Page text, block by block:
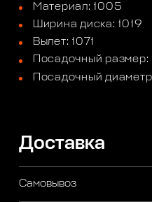
Материал: 1005
Ширина диска: 1019
Вылет: 1071
Посадочный размер:
Посадочный диаметр:
Доставка
Самовывоз